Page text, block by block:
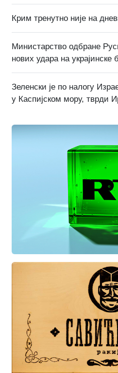
Крим тренутно није на
Министарство одбране
нових удара на украјинске
Зеленски је по налогу
у Каспијском мору, тврди